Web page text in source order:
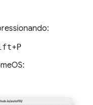
+P